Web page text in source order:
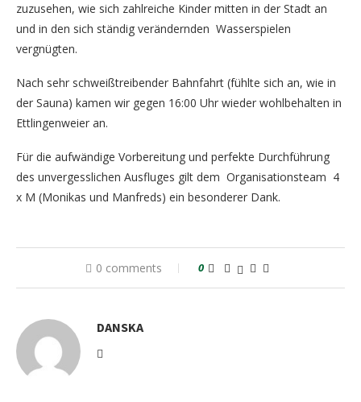
zuzusehen, wie sich zahlreiche Kinder mitten in der Stadt an
und in den sich ständig verändernden Wasserspielen
vergnügten.
Nach sehr schweißtreibender Bahnfahrt (fühlte sich an, wie in
der Sauna) kamen wir gegen 16:00 Uhr wieder wohlbehalten in
Ettlingenweier an.
Für die aufwändige Vorbereitung und perfekte Durchführung
des unvergesslichen Ausfluges gilt dem Organisationsteam 4
x M (Monikas und Manfreds) ein besonderer Dank.
0 comments 0
DANSKA